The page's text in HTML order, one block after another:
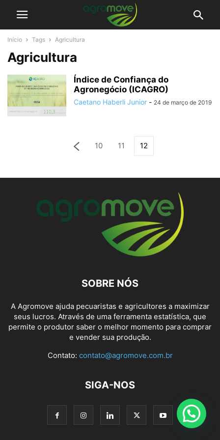
Início Tags Agricultura
Agricultura
Índice de Confiança do
Agronegócio (ICAGRO)
Caetano Haberli Junior - 24 de março de 2019
10 11 12
SOBRE NÓS
A Agromove ajuda pecuaristas e agricultores a maximizar
seus lucros. Através de uma ferramenta estatística, que
permite o produtor saber o melhor momento para comprar
e vender sua produção.
Contato: contato@agromove.com.br
SIGA-NOS